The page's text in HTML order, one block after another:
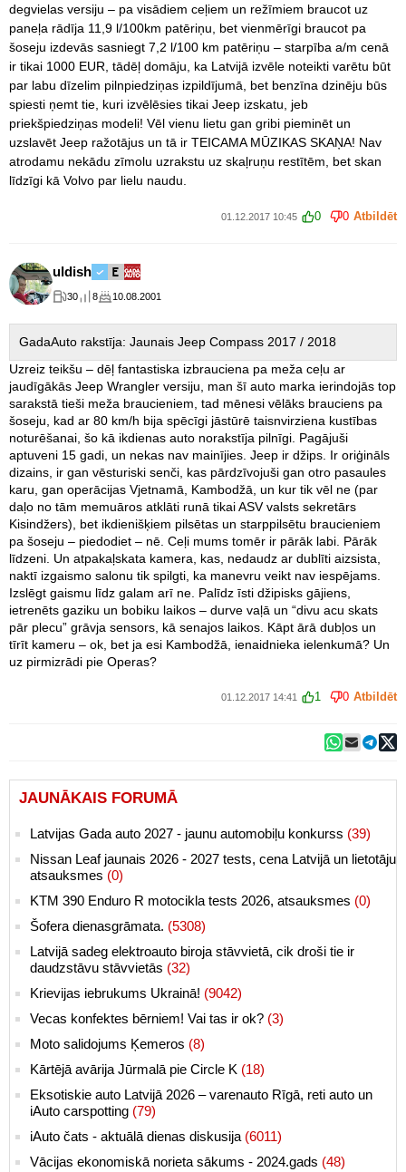
degvielas versiju – pa visādiem ceļiem un režīmiem braucot uz
paneļa rādīja 11,9 l/100km patēriņu, bet vienmērīgi braucot pa
šoseju izdevās sasniegt 7,2 l/100 km patēriņu – starpība a/m cenā
ir tikai 1000 EUR, tādēļ domāju, ka Latvijā izvēle noteikti varētu būt
par labu dīzelim pilnpiedziņas izpildījumā, bet benzīna dzinēju būs
spiesti ņemt tie, kuri izvēlēsies tikai Jeep izskatu, jeb
priekšpiedziņas modeli! Vēl vienu lietu gan gribi pieminēt un
uzslavēt Jeep ražotājus un tā ir TEICAMA MŪZIKAS SKAŅA! Nav
atrodamu nekādu zīmolu uzrakstu uz skaļruņu restītēm, bet skan
līdzīgi kā Volvo par lielu naudu.
01.12.2017 10:45 0 0 Atbildēt
uldish
30 8 10.08.2001
GadaAuto rakstīja: Jaunais Jeep Compass 2017 / 2018
Uzreiz teikšu – dēļ fantastiska izbrauciena pa meža ceļu ar
jaudīgākās Jeep Wrangler versiju, man šī auto marka ierindojās top
sarakstā tieši meža braucieniem, tad mēnesi vēlāks brauciens pa
šoseju, kad ar 80 km/h bija spēcīgi jāstūrē taisnvirziena kustības
noturēšanai, šo kā ikdienas auto norakstīja pilnīgi. Pagājuši
aptuveni 15 gadi, un nekas nav mainījies. Jeep ir džips. Ir oriģināls
dizains, ir gan vēsturiski senči, kas pārdzīvojuši gan otro pasaules
karu, gan operācijas Vjetnamā, Kambodžā, un kur tik vēl ne (par
daļo no tām memuāros atklāti runā tikai ASV valsts sekretārs
Kisindžers), bet ikdienišķiem pilsētas un starppilsētu braucieniem
pa šoseju – piedodiet – nē. Ceļi mums tomēr ir pārāk labi. Pārāk
līdzeni. Un atpakaļskata kamera, kas, nedaudz ar dublīti aizsista,
naktī izgaismo salonu tik spilgti, ka manevru veikt nav iespējams.
Izslēgt gaismu līdz galam arī ne. Palīdz īsti džipisks gājiens,
ietrenēts gaziku un bobiku laikos – durve vaļā un “divu acu skats
pār plecu” grāvja sensors, kā senajos laikos. Kāpt ārā dubļos un
tīrīt kameru – ok, bet ja esi Kambodžā, ienaidnieka ielenkumā? Un
uz pirmizrādi pie Operas?
01.12.2017 14:41 1 0 Atbildēt
JAUNĀKAIS FORUMĀ
Latvijas Gada auto 2027 - jaunu automobiļu konkurss (39)
Nissan Leaf jaunais 2026 - 2027 tests, cena Latvijā un lietotāju
atsauksmes (0)
KTM 390 Enduro R motocikla tests 2026, atsauksmes (0)
Šofera dienasgrāmata. (5308)
Latvijā sadeg elektroauto biroja stāvvietā, cik droši tie ir
daudzstāvu stāvvietās (32)
Krievijas iebrukums Ukrainā! (9042)
Vecas konfektes bērniem! Vai tas ir ok? (3)
Moto salidojums Ķemeros (8)
Kārtējā avārija Jūrmalā pie Circle K (18)
Eksotiskie auto Latvijā 2026 – varenauto Rīgā, reti auto un
iAuto carspotting (79)
iAuto čats - aktuālā dienas diskusija (6011)
Vācijas ekonomiskā norieta sākums - 2024.gads (48)